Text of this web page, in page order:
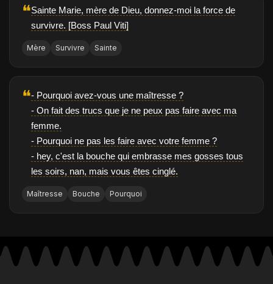
❝Sainte Marie, mère de Dieu, donnez-moi la force de
survivre. [Boss Paul Viti]
Mère Survivre Sainte
❝- Pourquoi avez-vous une maîtresse ?
- On fait des trucs que je ne peux pas faire avec ma
femme.
- Pourquoi ne pas les faire avec votre femme ?
- hey, c'est la bouche qui embrasse mes gosses tous
les soirs, nan, mais vous êtes cinglé.
Maîtresse Bouche Pourquoi